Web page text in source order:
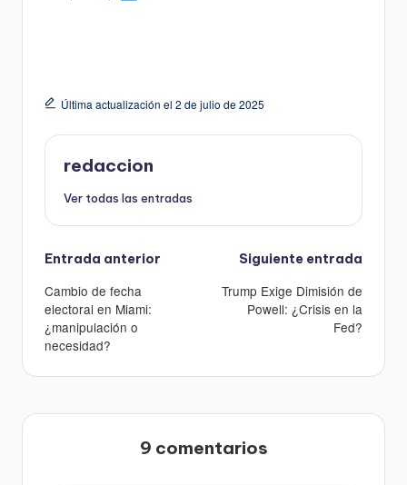
Última actualización el 2 de julio de 2025
redaccion
Ver todas las entradas
Navegación
de
entradas
Entrada anterior
Cambio de fecha
electoral en Miami:
¿manipulación o
necesidad?
Siguiente entrada
Trump Exige Dimisión de
Powell: ¿Crisis en la
Fed?
9 comentarios